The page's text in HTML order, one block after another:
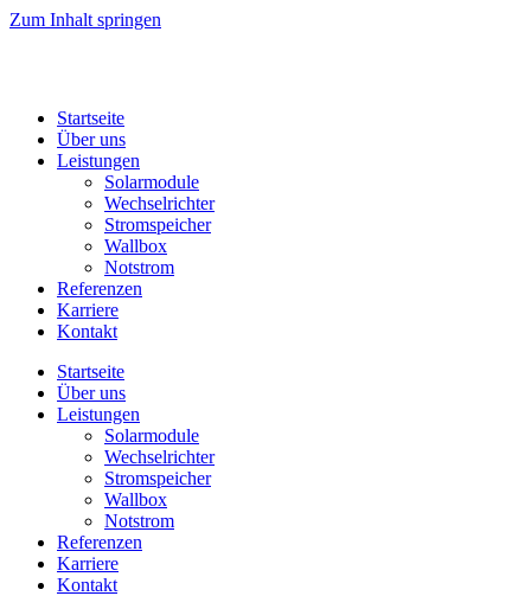
Zum Inhalt springen
Startseite
Über uns
Leistungen
Solarmodule
Wechselrichter
Stromspeicher
Wallbox
Notstrom
Referenzen
Karriere
Kontakt
Startseite
Über uns
Leistungen
Solarmodule
Wechselrichter
Stromspeicher
Wallbox
Notstrom
Referenzen
Karriere
Kontakt